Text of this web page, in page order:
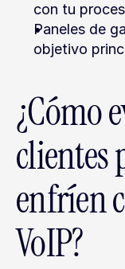
con tu
Paneles de
objetivo
¿Cómo
clientes
enfríen
VoIP?